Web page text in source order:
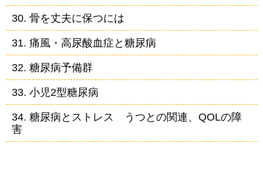
30. 骨を丈夫に保つには
31. 痛風・高尿酸血症と糖尿病
32. 糖尿病予備群
33. 小児2型糖尿病
34. 糖尿病とストレス うつとの関連、QOLの障
害